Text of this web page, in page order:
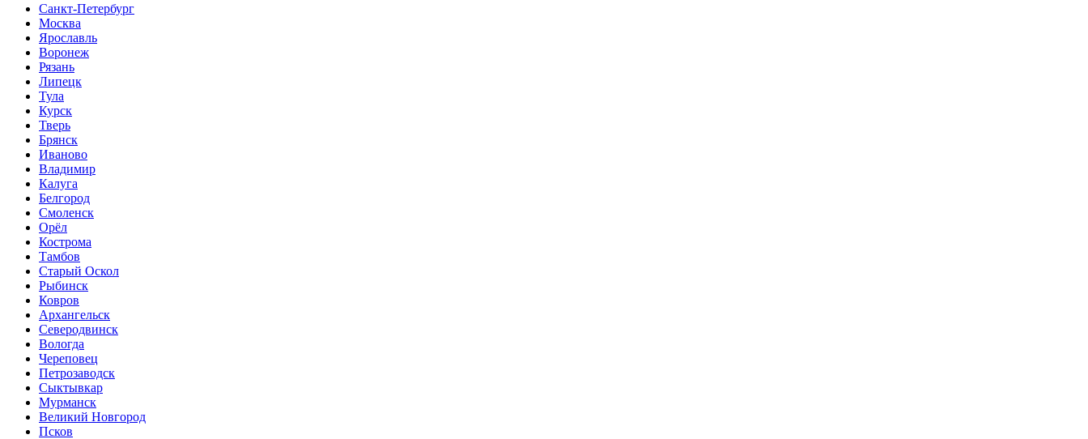
Санкт-Петербург
Москва
Ярославль
Воронеж
Рязань
Липецк
Тула
Курск
Тверь
Брянск
Иваново
Владимир
Калуга
Белгород
Смоленск
Орёл
Кострома
Тамбов
Старый Оскол
Рыбинск
Ковров
Архангельск
Северодвинск
Вологда
Череповец
Петрозаводск
Сыктывкар
Мурманск
Великий Новгород
Псков